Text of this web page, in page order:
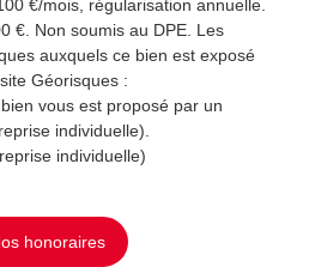
€/mois, régularisation annuelle.
€. Non soumis au DPE. Les
auxquels ce bien est exposé
Géorisques :
vous est proposé par un
individuelle).
individuelle)
honoraires